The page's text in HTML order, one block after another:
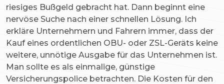
riesiges Bußgeld gebracht hat. Dann beginnt eine
nervöse Suche nach einer schnellen Lösung. Ich
erkläre Unternehmern und Fahrern immer, dass der
Kauf eines ordentlichen OBU- oder ZSL-Geräts keine
weitere, unnötige Ausgabe für das Unternehmen ist.
Man sollte es als einmalige, günstige
Versicherungspolice betrachten. Die Kosten für den